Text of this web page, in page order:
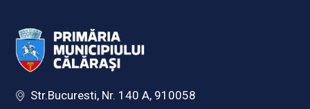
Str.Bucuresti, Nr. 140 A, 910058